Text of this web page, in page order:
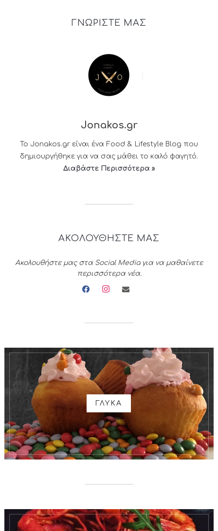
ΓΝΩΡΙΣΤΕ ΜΑΣ
Jonakos.gr
Το Jonakos.gr είναι ένα Food & Lifestyle Blog που
δημιουργήθηκε για να σας μάθει το καλό φαγητό.
Διαβάστε Περισσότερα »
ΑΚΟΛΟΥΘΗΣΤΕ ΜΑΣ
Ακολουθήστε μας στα Social Media για να μαθαίνετε
περισσότερα νέα.
facebookinstagramenvelope
ΓΛΥΚΑ